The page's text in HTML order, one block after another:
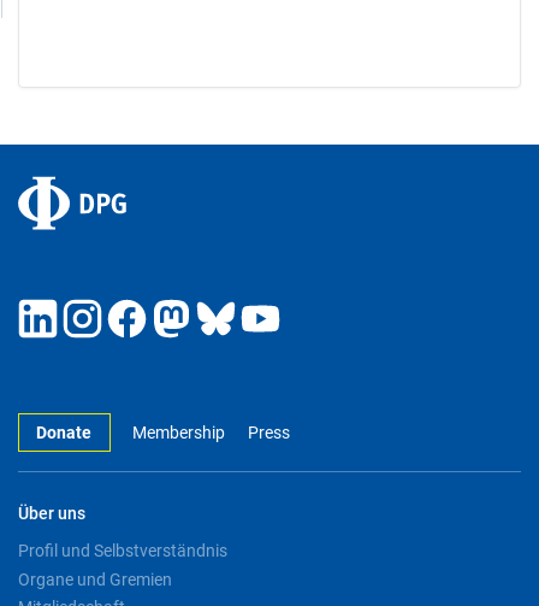
Donate Membership Press
Über uns
Profil und Selbstverständnis
Organe und Gremien